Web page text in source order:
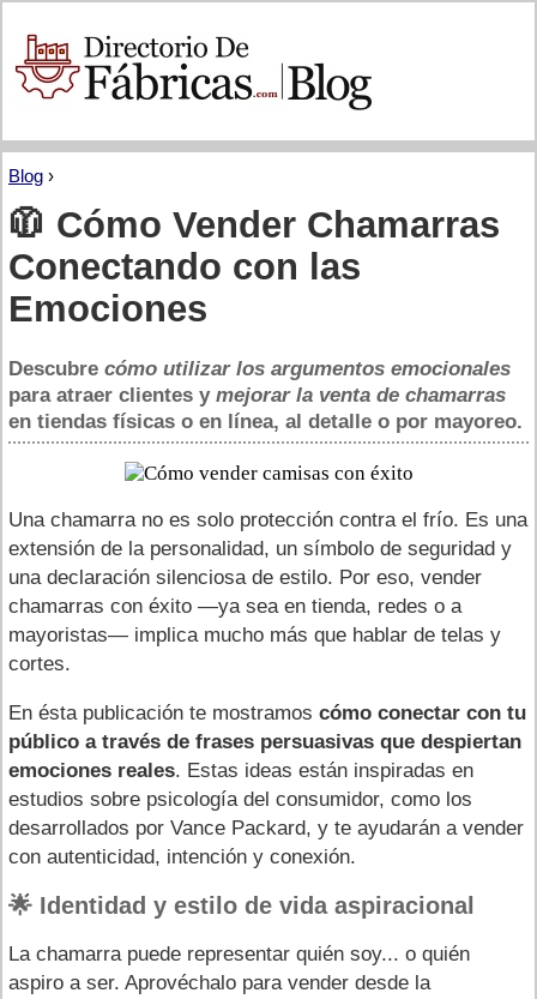
Blog ›
🧥 Cómo Vender Chamarras
Conectando con las
Emociones
Descubre cómo utilizar los argumentos emocionales
para atraer clientes y mejorar la venta de chamarras
en tiendas físicas o en línea, al detalle o por mayoreo.
Una chamarra no es solo protección contra el frío. Es una
extensión de la personalidad, un símbolo de seguridad y
una declaración silenciosa de estilo. Por eso, vender
chamarras con éxito —ya sea en tienda, redes o a
mayoristas— implica mucho más que hablar de telas y
cortes.
En ésta publicación te mostramos cómo conectar con tu
público a través de frases persuasivas que despiertan
emociones reales. Estas ideas están inspiradas en
estudios sobre psicología del consumidor, como los
desarrollados por Vance Packard, y te ayudarán a vender
con autenticidad, intención y conexión.
🌟 Identidad y estilo de vida aspiracional
La chamarra puede representar quién soy... o quién
aspiro a ser. Aprovéchalo para vender desde la